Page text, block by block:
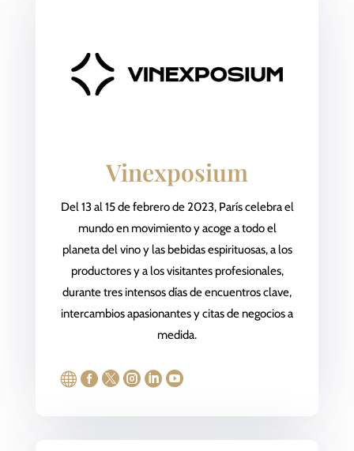
Vinexposium
Del 13 al 15 de febrero de 2023, París celebra el
mundo en movimiento y acoge a todo el
planeta del vino y las bebidas espirituosas, a los
productores y a los visitantes profesionales,
durante tres intensos días de encuentros clave,
intercambios apasionantes y citas de negocios a
medida.
     